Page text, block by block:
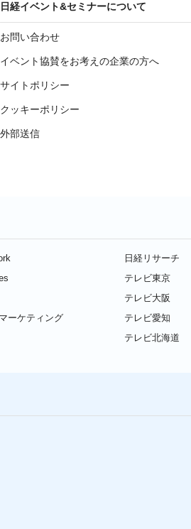
日経イベント&セミナーについて
お問い合わせ
イベント協賛をお考えの企業の方へ
サイトポリシー
クッキーポリシー
外部送信
ーケティング
日経リサーチ
テレビ東京
テレビ大阪
テレビ愛知
テレビ北海道